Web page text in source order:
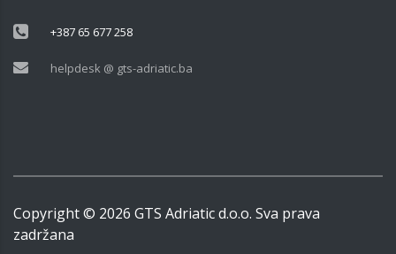
+387 65 677 258
helpdesk @ gts-adriatic.ba
Copyright © 2026 GTS Adriatic d.o.o. Sva prava
zadržana